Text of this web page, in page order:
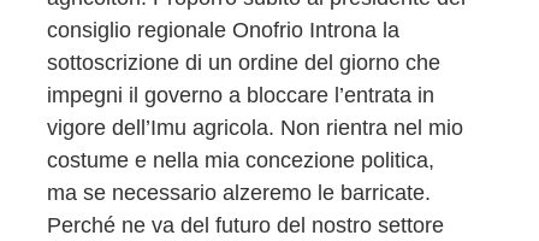
consiglio regionale Onofrio Introna la
sottoscrizione di un ordine del giorno che
impegni il governo a bloccare l’entrata in
vigore dell’Imu agricola. Non rientra nel mio
costume e nella mia concezione politica,
ma se necessario alzeremo le barricate.
Perché ne va del futuro del nostro settore